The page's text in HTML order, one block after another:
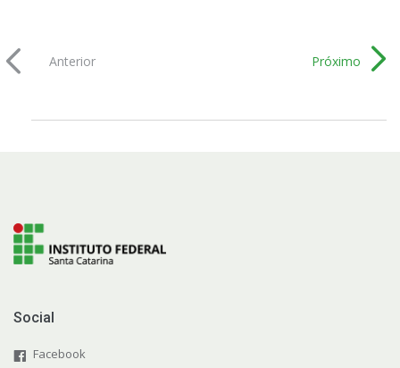
Anterior Próximo
Social
Facebook